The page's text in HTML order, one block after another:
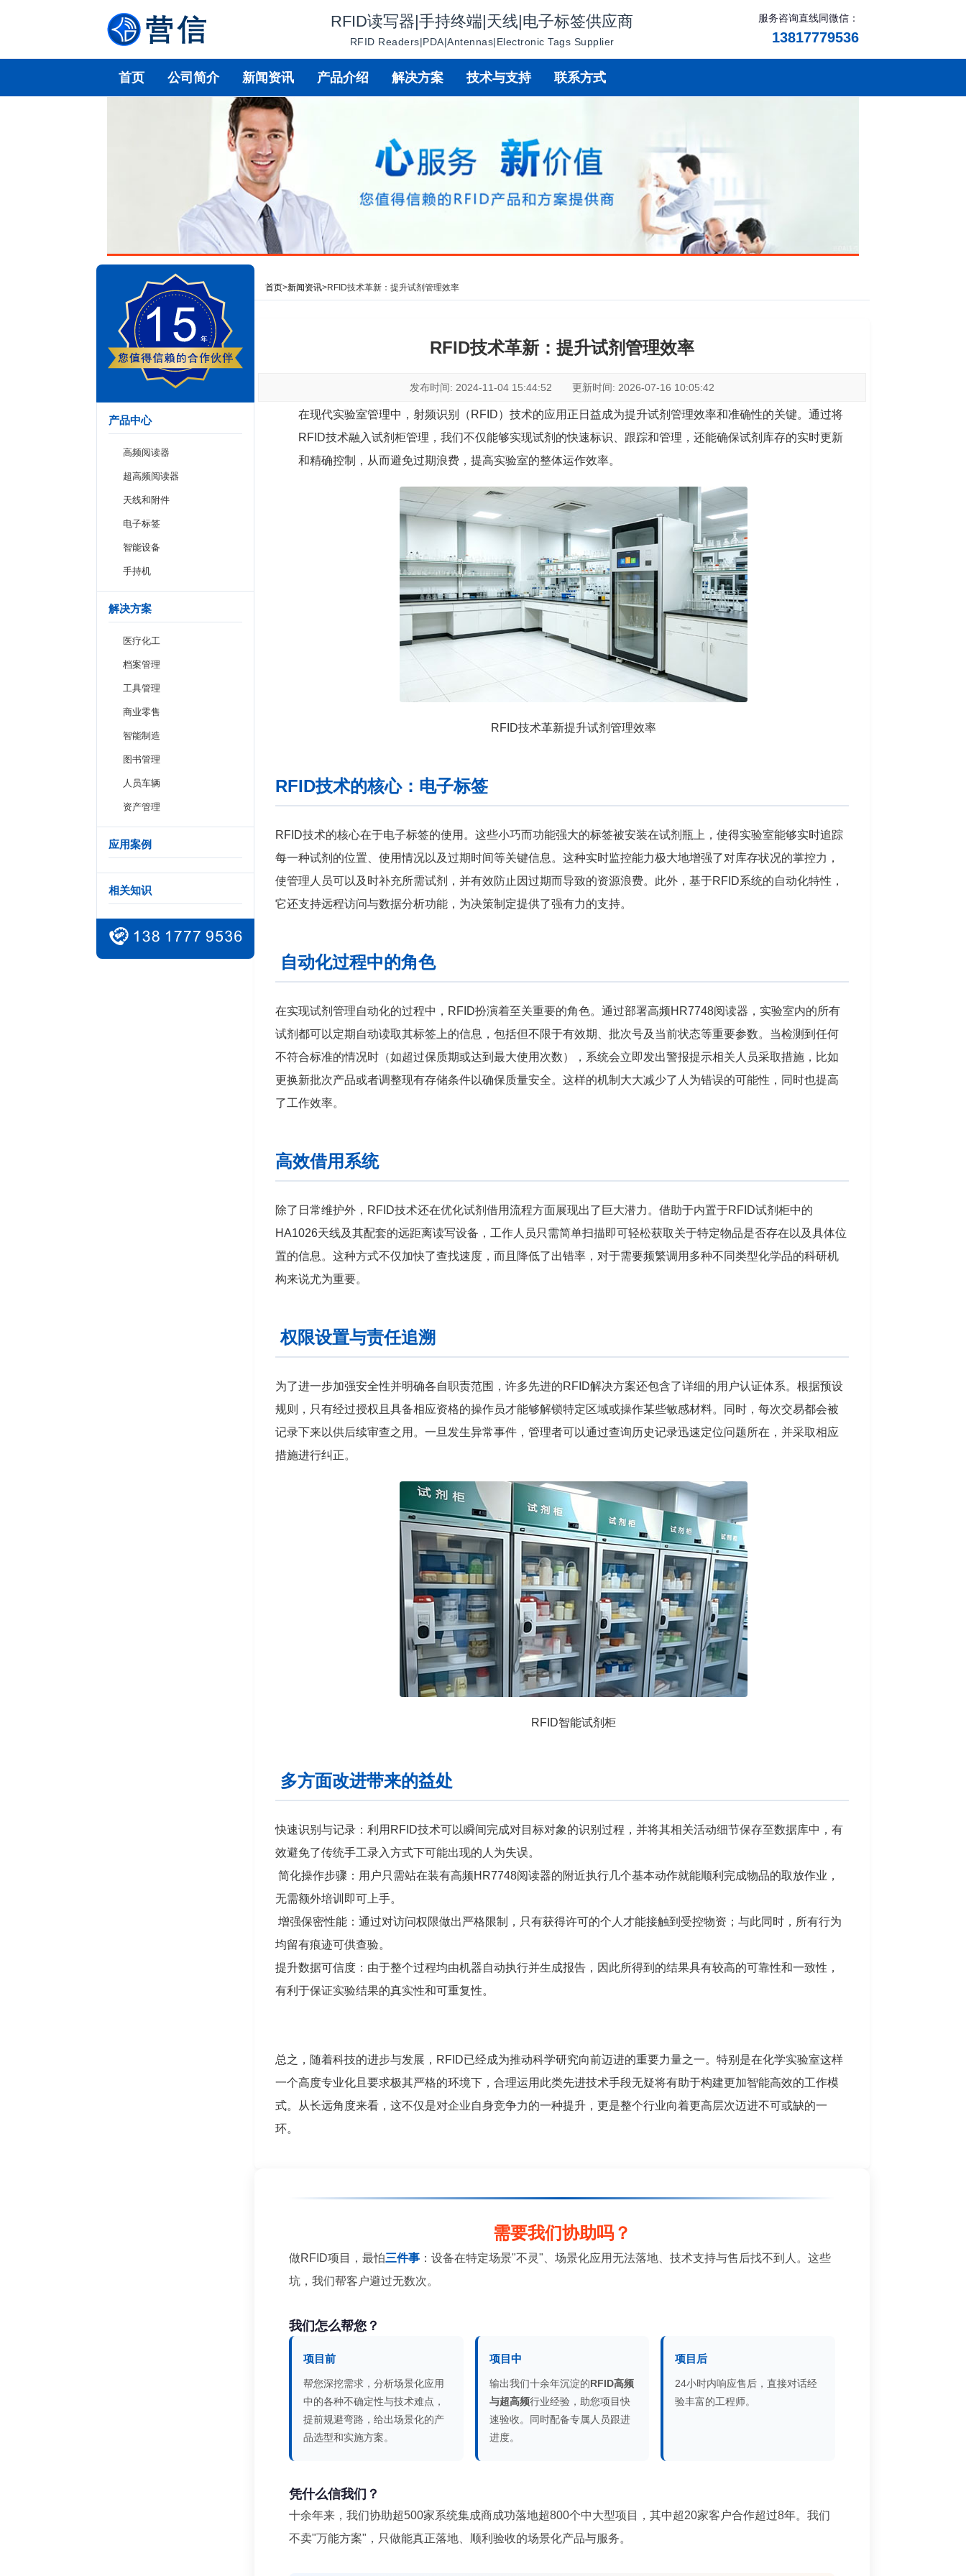
RFID读写器|手持终端|天线|电子标签供应商
RFID Readers|PDA|Antennas|Electronic Tags Supplier
服务咨询直线同微信：
13817779536
首页 公司简介 新闻资讯 产品介绍 解决方案 技术与支持 联系方式
产品中心
高频阅读器
超高频阅读器
天线和附件
电子标签
智能设备
手持机
解决方案
医疗化工
档案管理
工具管理
商业零售
智能制造
图书管理
人员车辆
资产管理
应用案例
相关知识
首页>新闻资讯>RFID技术革新：提升试剂管理效率
RFID技术革新：提升试剂管理效率
发布时间: 2024-11-04 15:44:52 更新时间: 2026-07-16 10:05:42
在现代实验室管理中，射频识别（RFID）技术的应用正日益成为提升试剂管理效率和准确性的关键。通过将
RFID技术融入试剂柜管理，我们不仅能够实现试剂的快速标识、跟踪和管理，还能确保试剂库存的实时更新
和精确控制，从而避免过期浪费，提高实验室的整体运作效率。
RFID技术革新提升试剂管理效率
RFID技术的核心：电子标签
RFID技术的核心在于电子标签的使用。这些小巧而功能强大的标签被安装在试剂瓶上，使得实验室能够实时追踪
每一种试剂的位置、使用情况以及过期时间等关键信息。这种实时监控能力极大地增强了对库存状况的掌控力，
使管理人员可以及时补充所需试剂，并有效防止因过期而导致的资源浪费。此外，基于RFID系统的自动化特性，
它还支持远程访问与数据分析功能，为决策制定提供了强有力的支持。
自动化过程中的角色
在实现试剂管理自动化的过程中，RFID扮演着至关重要的角色。通过部署高频HR7748阅读器，实验室内的所有
试剂都可以定期自动读取其标签上的信息，包括但不限于有效期、批次号及当前状态等重要参数。当检测到任何
不符合标准的情况时（如超过保质期或达到最大使用次数），系统会立即发出警报提示相关人员采取措施，比如
更换新批次产品或者调整现有存储条件以确保质量安全。这样的机制大大减少了人为错误的可能性，同时也提高
了工作效率。
高效借用系统
除了日常维护外，RFID技术还在优化试剂借用流程方面展现出了巨大潜力。借助于内置于RFID试剂柜中的
HA1026天线及其配套的远距离读写设备，工作人员只需简单扫描即可轻松获取关于特定物品是否存在以及具体位
置的信息。这种方式不仅加快了查找速度，而且降低了出错率，对于需要频繁调用多种不同类型化学品的科研机
构来说尤为重要。
权限设置与责任追溯
为了进一步加强安全性并明确各自职责范围，许多先进的RFID解决方案还包含了详细的用户认证体系。根据预设
规则，只有经过授权且具备相应资格的操作员才能够解锁特定区域或操作某些敏感材料。同时，每次交易都会被
记录下来以供后续审查之用。一旦发生异常事件，管理者可以通过查询历史记录迅速定位问题所在，并采取相应
措施进行纠正。
RFID智能试剂柜
多方面改进带来的益处
快速识别与记录：利用RFID技术可以瞬间完成对目标对象的识别过程，并将其相关活动细节保存至数据库中，有
效避免了传统手工录入方式下可能出现的人为失误。
简化操作步骤：用户只需站在装有高频HR7748阅读器的附近执行几个基本动作就能顺利完成物品的取放作业，
无需额外培训即可上手。
增强保密性能：通过对访问权限做出严格限制，只有获得许可的个人才能接触到受控物资；与此同时，所有行为
均留有痕迹可供查验。
提升数据可信度：由于整个过程均由机器自动执行并生成报告，因此所得到的结果具有较高的可靠性和一致性，
有利于保证实验结果的真实性和可重复性。
总之，随着科技的进步与发展，RFID已经成为推动科学研究向前迈进的重要力量之一。特别是在化学实验室这样
一个高度专业化且要求极其严格的环境下，合理运用此类先进技术手段无疑将有助于构建更加智能高效的工作模
式。从长远角度来看，这不仅是对企业自身竞争力的一种提升，更是整个行业向着更高层次迈进不可或缺的一
环。
需要我们协助吗？
做RFID项目，最怕三件事 ：设备在特定场景"不灵"、场景化应用无法落地、技术支持与售后找不到人。这些
坑，我们帮客户避过无数次。
我们怎么帮您？
项目前
帮您深挖需求，分析场景化应用
中的各种不确定性与技术难点，
提前规避弯路，给出场景化的产
品选型和实施方案。
项目中
输出我们十余年沉淀的RFID高频
与超高频行业经验，助您项目快
速验收。同时配备专属人员跟进
进度。
项目后
24小时内响应售后，直接对话经
验丰富的工程师。
凭什么信我们？
十余年来，我们协助超500家系统集成商成功落地超800个中大型项目，其中超20家客户合作超过8年。我们
不卖"万能方案"，只做能真正落地、顺利验收的场景化产品与服务。